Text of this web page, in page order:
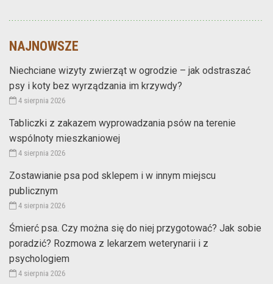
NAJNOWSZE
Niechciane wizyty zwierząt w ogrodzie – jak odstraszać
psy i koty bez wyrządzania im krzywdy?
4 sierpnia 2026
Tabliczki z zakazem wyprowadzania psów na terenie
wspólnoty mieszkaniowej
4 sierpnia 2026
Zostawianie psa pod sklepem i w innym miejscu
publicznym
4 sierpnia 2026
Śmierć psa. Czy można się do niej przygotować? Jak sobie
poradzić? Rozmowa z lekarzem weterynarii i z
psychologiem
4 sierpnia 2026